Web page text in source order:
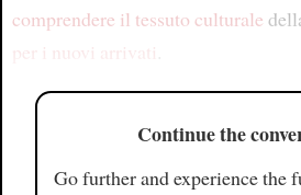
comprendere il tessuto culturale
per i nuovi arrivati
Continue the
Go further and experience